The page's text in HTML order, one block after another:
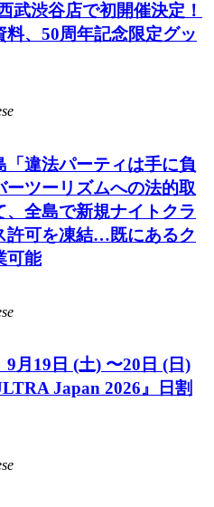
武渋谷店で初開催決定！
、50周年記念限定グッ
「違法パーティは手に負
ーツーリズムへの法的取
、全島で新規ナイトクラ
許可を凍結…既にあるク
可能
9月19日 (土) 〜20日 (日)
Japan 2026』日割